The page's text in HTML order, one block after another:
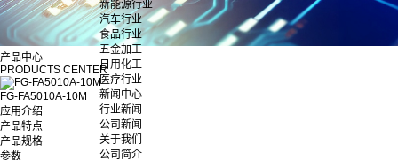
新能源行业
汽车行业
食品行业
五金加工
日用化工
医疗行业
新闻中心
行业新闻
公司新闻
关于我们
公司简介
产品中心
PRODUCTS CENTER
FG-FA5010A-10M
应用介绍
产品特点
产品规格
参数